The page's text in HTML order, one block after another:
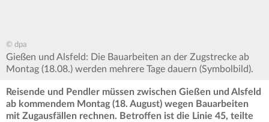
© dpa
Gießen und Alsfeld: Die Bauarbeiten an der Zugstrecke ab
Montag (18.08.) werden mehrere Tage dauern (Symbolbild).
Reisende und Pendler müssen zwischen Gießen und Alsfeld
ab kommendem Montag (18. August) wegen Bauarbeiten
mit Zugausfällen rechnen. Betroffen ist die Linie 45, teilte